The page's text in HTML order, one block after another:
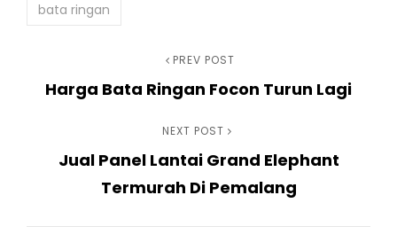
bata ringan
pos
Post
PREV POST
Harga Bata Ringan Focon Turun Lagi
Post
NEXT POST
Jual Panel Lantai Grand Elephant
Termurah Di Pemalang